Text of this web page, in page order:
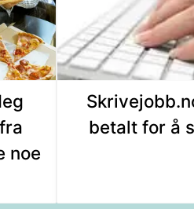
kan du oppgi
noe
betalt for å